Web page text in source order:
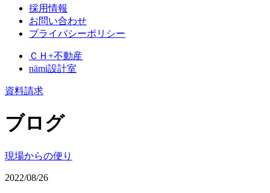
採用情報
お問い合わせ
プライバシーポリシー
ＣＨ+不動産
nämi設計室
資料請求
ブログ
現場からの便り
2022/08/26